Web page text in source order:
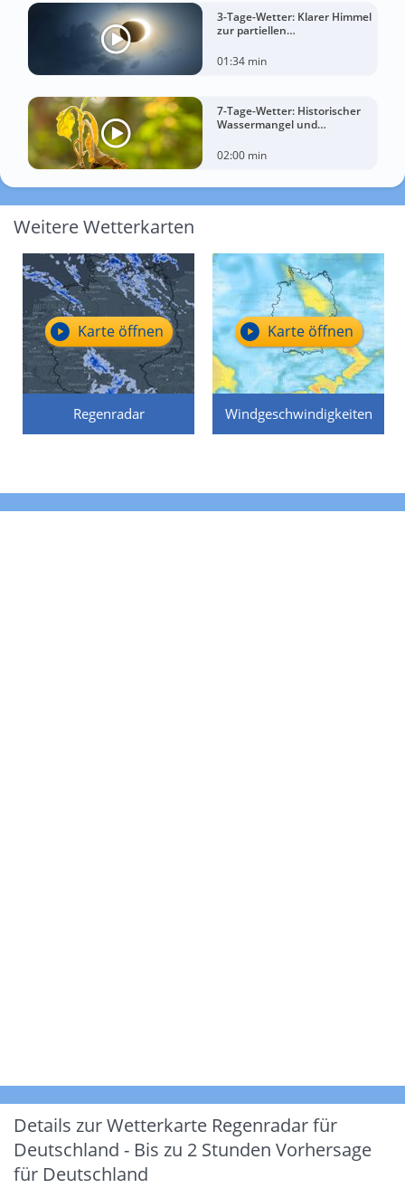
3-Tage-Wetter: Klarer Himmel
zur partiellen
Mittwoch?
01:34 min
7-Tage-Wetter: Historischer
Wassermangel und
02:00 min
Weitere Wetterkarten
Regenradar
Karte öffnen
Windgeschwindigkeiten
Karte öffnen
Details zur Wetterkarte Regenradar für
Deutschland - Bis zu 2 Stunden Vorhersage
für Deutschland